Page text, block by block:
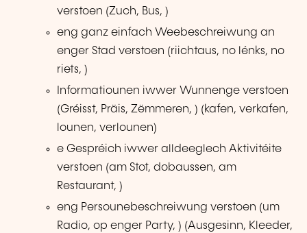
verstoen (Zuch, Bus, )
eng ganz einfach Weebeschreiwung an
enger Stad verstoen (riichtaus, no lénks, no
riets, )
Informatiounen iwwer Wunnenge verstoen
(Gréisst, Präis, Zëmmeren, ) (kafen, verkafen,
lounen, verlounen)
e Gespréich iwwer alldeeglech Aktivitéite
verstoen (am Stot, dobaussen, am
Restaurant, )
eng Persounebeschreiwung verstoen (um
Radio, op enger Party, ) (Ausgesinn, Kleeder,